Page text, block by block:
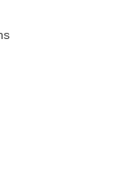
- 08:00 Uhr)
- 17:00 Uhr)